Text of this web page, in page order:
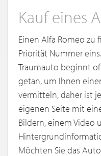
Kauf eines
Einen Alfa Romeo zu
Priorität Nummer
Traumauto beginnt
getan, um Ihnen
vermitteln, daher ist
eigenen Seite mit
Bildern, einem Video
Möchten Sie das